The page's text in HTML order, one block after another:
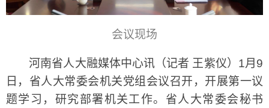
会议现场
河南省人大融媒体中心讯（记者 王紫仪）1月9
日，省人大常委会机关党组会议召开，开展第一议
题学习，研究部署机关工作。省人大常委会秘书